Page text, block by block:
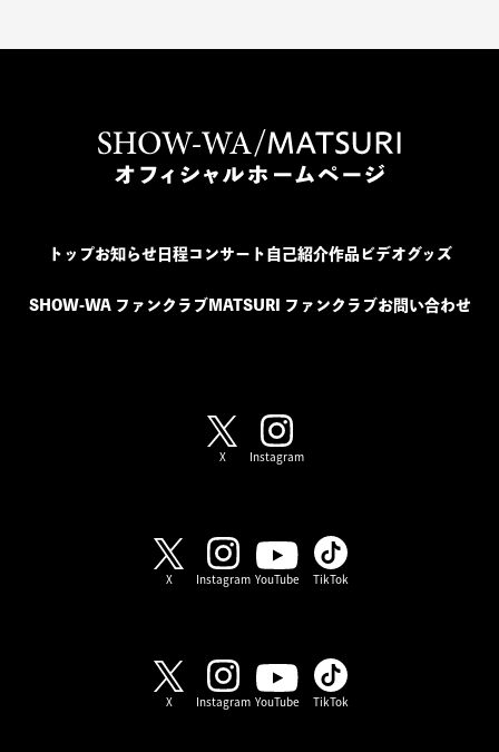
トップお知らせ日程コンサート 自己紹介作品ビデオグッズ
SHOW-WA ファンクラブ MATSURI ファンクラブ お問い合わせ
X Instagram
X Instagram YouTube TikTok
X Instagram YouTube TikTok